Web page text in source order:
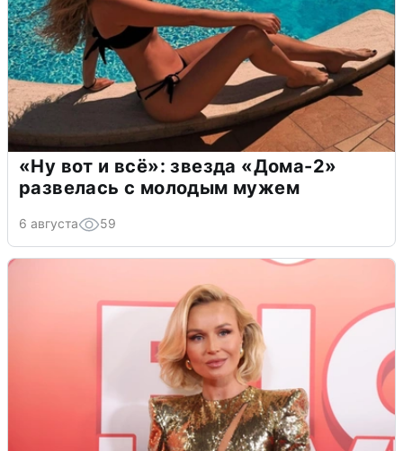
«Ну вот и всё»: звезда «Дома-2»
развелась с молодым мужем
6 августа 59